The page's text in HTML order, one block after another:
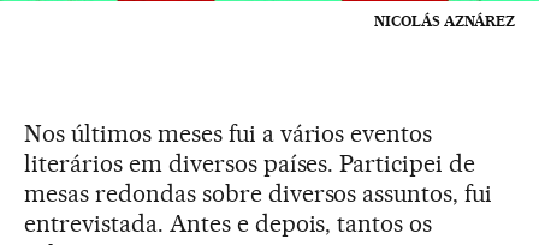
NICOLÁS AZNÁREZ
Nos últimos meses fui a vários eventos
literários em diversos países. Participei de
mesas redondas sobre diversos assuntos, fui
entrevistada. Antes e depois, tantos os